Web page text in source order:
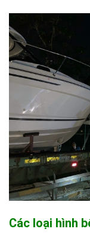
Các loại hình